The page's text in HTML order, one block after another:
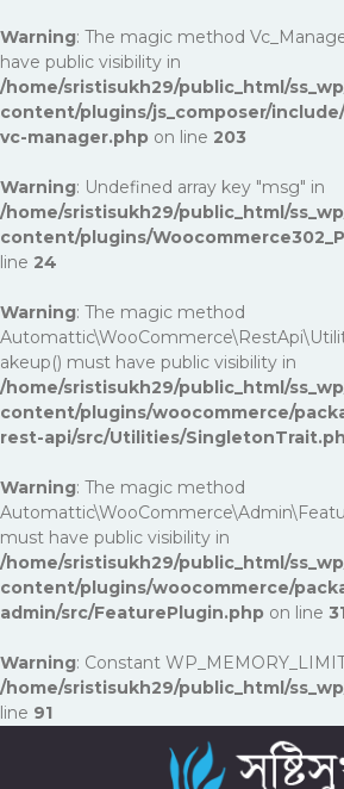
Warning: The magic method
have public visibility in
/home/sristisukh29/public_html/
content/plugins/js_composer/
vc-manager.php on line 203
Warning: Undefined array key "msg" in
/home/sristisukh29/public_html/
content/plugins/
line 24
Warning: The magic method
akeup() must have public visibility in
/home/sristisukh29/public_html/
content/plugins/woocommerce/
rest-api/src/Utilities/
Warning: The magic method
must have public visibility in
/home/sristisukh29/public_html/
content/plugins/woocommerce/
admin/src/FeaturePlugin.php on line
Warning: Constant
/home/sristisukh29/public_html/
line 91